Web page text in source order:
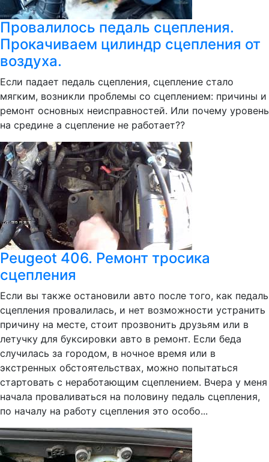
Провалилось педаль сцепления.
Прокачиваем цилиндр сцепления от
воздуха.
Если падает педаль сцепления, сцепление стало
мягким, возникли проблемы со сцеплением: причины и
ремонт основных неисправностей. Или почему уровень
на средине а сцепление не работает??
Peugeot 406. Ремонт тросика
сцепления
Если вы также остановили авто после того, как педаль
сцепления провалилась, и нет возможности устранить
причину на месте, стоит прозвонить друзьям или в
летучку для буксировки авто в ремонт. Если беда
случилась за городом, в ночное время или в
экстренных обстоятельствах, можно попытаться
стартовать с неработающим сцеплением. Вчера у меня
начала проваливаться на половину педаль сцепления,
по началу на работу сцепления это особо...